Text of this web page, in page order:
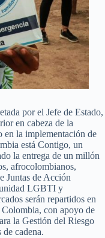
por el Jefe de Estado,
en cabeza de la
la implementación de
está Contigo, un
la entrega de un millón
afrocolombianos,
Juntas de Acción
LGBTI y
serán repartidos en
con apoyo de
la Gestión del Riesgo
de cadena.